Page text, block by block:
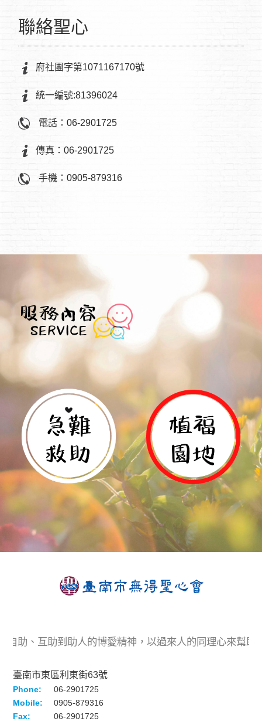
聯絡聖心
府社團字第1071167170號
統一編號:81396024
電話：06-2901725
傳真：06-2901725
手機：0905-879316
自助、互助到助人的博愛精神，以過來人的同理心來幫
臺南市東區利東街63號
Phone:
06-2901725
Mobile:
0905-879316
Fax:
06-2901725